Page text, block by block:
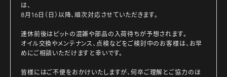
は、
8月16日（日）以降、順次対応させていただきます。
連休前後はピットの混雑や部品の入荷待ちが予想されます。
オイル交換やメンテナンス、点検などをご検討中のお客様は、お早
めにご相談いただけますと幸いです。
皆様にはご不便をおかけいたしますが、何卒ご理解とご協力のほ